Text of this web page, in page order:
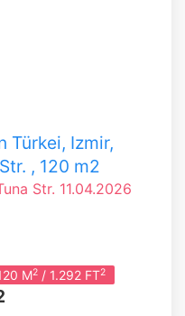
Türkei, Izmir,
, 120 m2
Str. 11.04.2026
M2/ 1.292 FT2